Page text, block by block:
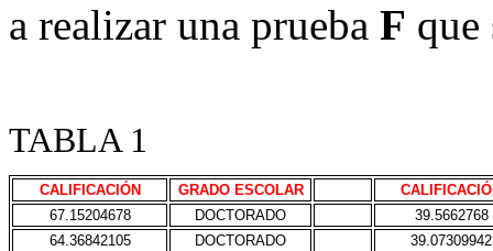
a realizar una prueba F que
TABLA 1
CALIFICACIÓN GRADO ESCOLAR
67.15204678
DOCTORADO
39.5662768
64.36842105
DOCTORADO
39.07309942